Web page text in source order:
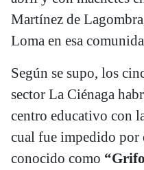
Martínez de
Loma en esa
Según se supo, los
sector La Ciénaga
centro educativo con
cual fue impedido por
conocido como